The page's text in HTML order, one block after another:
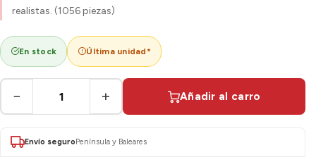
realistas. (1056 piezas)
En stock Última unidad*
− + Añadir al carro
Envío seguro Península y Baleares